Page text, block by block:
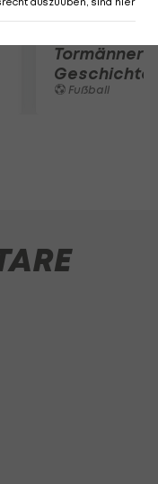
Tormänner
Geschichte
Fußball